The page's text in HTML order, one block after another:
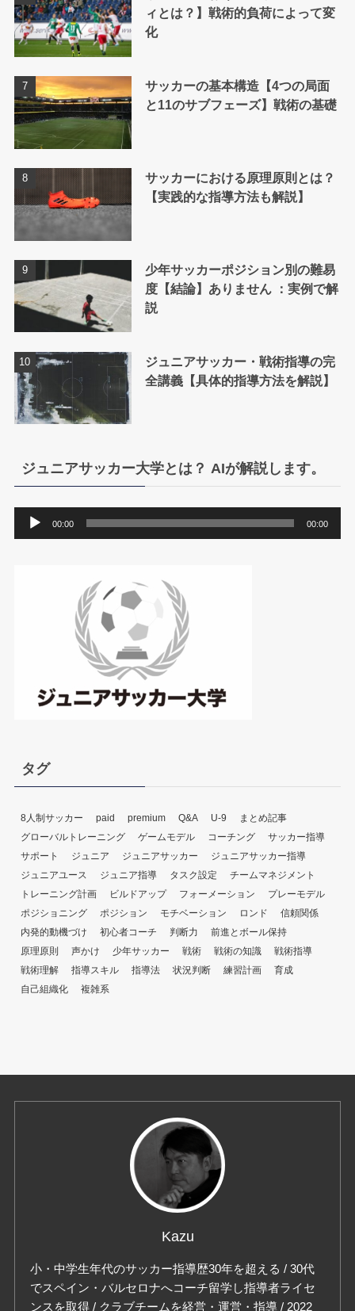
ィとは？】戦術的負荷によって変
化
サッカーの基本構造【4つの局面
と11のサブフェーズ】戦術の基礎
サッカーにおける原理原則とは？
【実践的な指導方法も解説】
少年サッカーポジション別の難易
度【結論】ありません ：実例で解
説
ジュニアサッカー・戦術指導の完
全講義【具体的指導方法を解説】
ジュニアサッカー大学とは？ AIが解説します。
声
00:00 00:00
タグ
8人制サッカー paid premium Q&A U-9
まとめ記事
グローバルトレーニング
ゲームモデル コーチング
サッカー指導
サポート
ジュニア ジュニアサッカー
ジュニアサッカー指導
ジュニアユース
ジュニア指導 タスク設定
チームマネジメント
トレーニング計画
ビルドアップ フォーメーション
プレーモデル
ポジショニング
ポジション モチベーション ロンド
信頼関係
内発的動機づけ
初心者コーチ 判断力
前進とボール保持
原理原則
声かけ 少年サッカー 戦術 戦術の知識
戦術指導
戦術理解
指導スキル 指導法 状況判断 練習計画
育成
自己組織化
複雑系
Kazu
小・中学生年代のサッカー指導歴30年を超える / 30代
でスペイン・バルセロナへコーチ留学し指導者ライセ
ンスを取得 / クラブチームを経営・運営・指導 / 2022